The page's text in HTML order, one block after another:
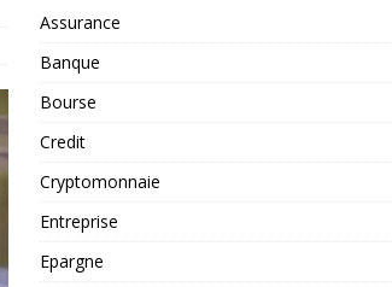
Assurance
Banque
Bourse
Credit
Cryptomonnaie
Entreprise
Epargne